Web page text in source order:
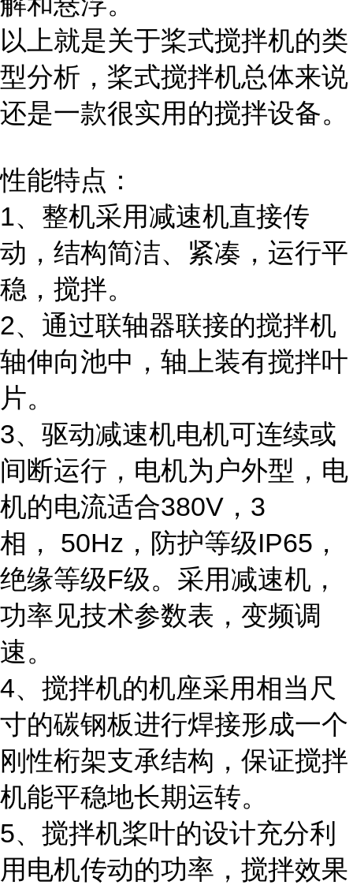
以上就是关于桨式搅拌机的类
型分析，桨式搅拌机总体来说
还是一款很实用的搅拌设备。
性能特点：
1、整机采用减速机直接传
动，结构简洁、紧凑，运行平
稳，搅拌。
2、通过联轴器联接的搅拌机
轴伸向池中，轴上装有搅拌叶
片。
3、驱动减速机电机可连续或
间断运行，电机为户外型，电
机的电流适合380V，3
相， 50Hz，防护等级IP65，
绝缘等级F级。采用减速机，
功率见技术参数表，变频调
速。
4、搅拌机的机座采用相当尺
寸的碳钢板进行焊接形成一个
刚性桁架支承结构，保证搅拌
机能平稳地长期运转。
5、搅拌机桨叶的设计充分利
用电机传动的功率，搅拌效果